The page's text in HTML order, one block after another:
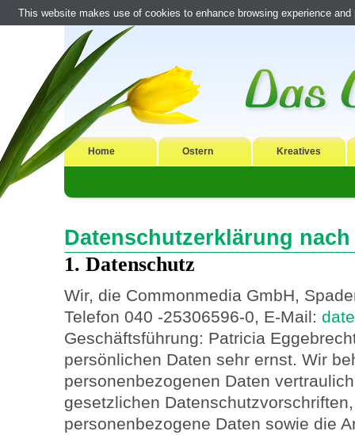
Home Ostern Kreatives
Datenschutzerklärung nach
1. Datenschutz
Wir, die Commonmedia GmbH,
Telefon 040 -25306596-0, E-Mail:
Geschäftsführung: Patricia
persönlichen Daten sehr ernst. Wir
personenbezogenen Daten
gesetzlichen
personenbezogene Daten sowie die
This website makes use of cookies to enhance browsing experience